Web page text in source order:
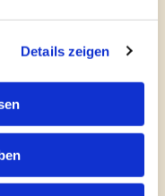
Details zeigen